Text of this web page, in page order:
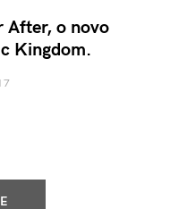
After, o novo
Kingdom.